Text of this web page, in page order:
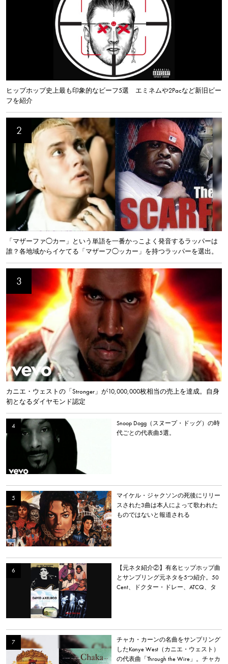
ヒップホップ史上最も印象的なビーフ5選 エミネムや2Pacなど新旧ビー
フを紹介
「マザーファ◯カー」という単語を一番かっこよく発音するラッパーは
誰？各地域からイケてる「マザーフ◯ッカー」を持つラッパーを選出。
カニエ・ウェストの「Stronger」が10,000,000枚相当の売上を達成。自身
初となるダイヤモンド認定
Snoop Dogg（スヌープ・ドッグ）の時
代ごとの代表曲5選。
マイケル・ジャクソンの死後にリリー
スされた3曲は本人によって歌われた
ものではないと報道される
【元ネタ紹介②】有名ヒップホップ曲
とサンプリング元ネタを5つ紹介。50
Cent、ドクター・ドレー、ATCQ、タ
チャカ・カーンの名曲をサンプリング
したKanye West（カニエ・ウェスト）
の代表曲「Through the Wire」。チャカ